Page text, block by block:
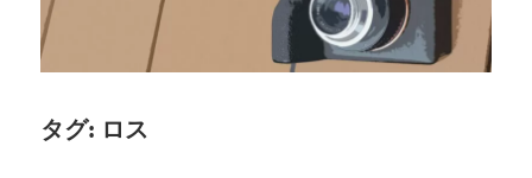
タグ: ロス